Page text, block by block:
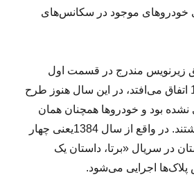
خودروهای موجود در سکانس‌های
زیرنویس مندرج در قسمت اول
داستان در سال 1380 اتفاق می‌افتد، در این سال هنوز طرح
نشده بود و خودروها همچنان همان
پلاک‌های قدیمی را داشتند. در واقع از سال 1384یعنی چهار
در سریال «برتا، داستان یک
اجرایی می‌شود.